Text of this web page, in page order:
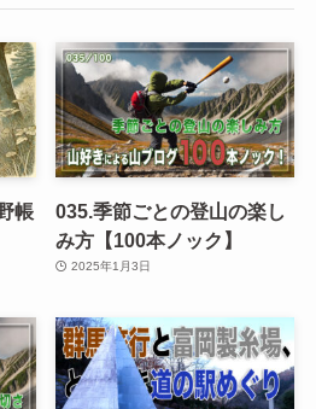
帳
035.季節ごとの登山の楽し
み方【100本ノック】
2025年1月3日